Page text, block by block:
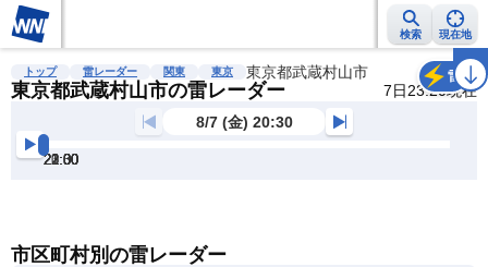
検索 現在地
雨雲レーダー 台風情報 地震情報 警報・注意報 2週間天気 ラ
トップ 雷レーダー 関東 東京 東京都武蔵村山市
東京都武蔵村山市の雷レーダー 7日23:20現在
雷
8/7 (金) 20:30
20:30
21:00
21:30
22:00
22:30
23:00
市区町村別の雷レーダー